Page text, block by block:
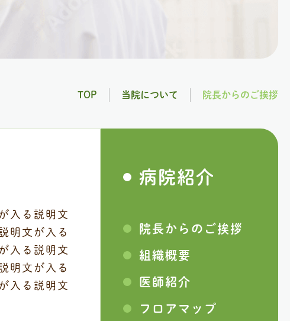
TOP 当院について 院⻑からのご挨拶
病院紹介
院長からのご挨拶
組織概要
医師紹介
フロアマップ
入る説明文
明文が入る
入る説明文
明文が入る
入る説明文